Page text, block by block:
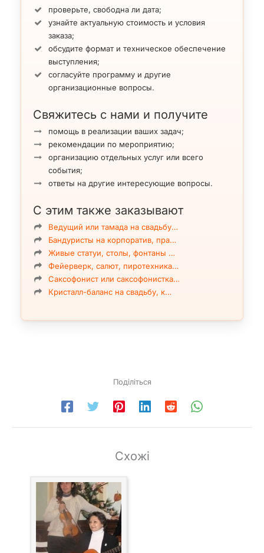
проверьте, свободна ли дата;
узнайте актуальную стоимость и условия
заказа;
обсудите формат и техническое обеспечение
выступления;
согласуйте программу и другие
организационные вопросы.
Свяжитесь с нами и получите
помощь в реализации ваших задач;
рекомендации по мероприятию;
организацию отдельных услуг или всего
события;
ответы на другие интересующие вопросы.
С этим также заказывают
Ведущий или тамада на свадьбу…
Бандуристы на корпоратив, пра…
Живые статуи, столы, фонтаны …
Фейерверк, салют, пиротехника…
Саксофонист или саксофонистка…
Кристалл-баланс на свадьбу, к…
Поділіться
Схожі